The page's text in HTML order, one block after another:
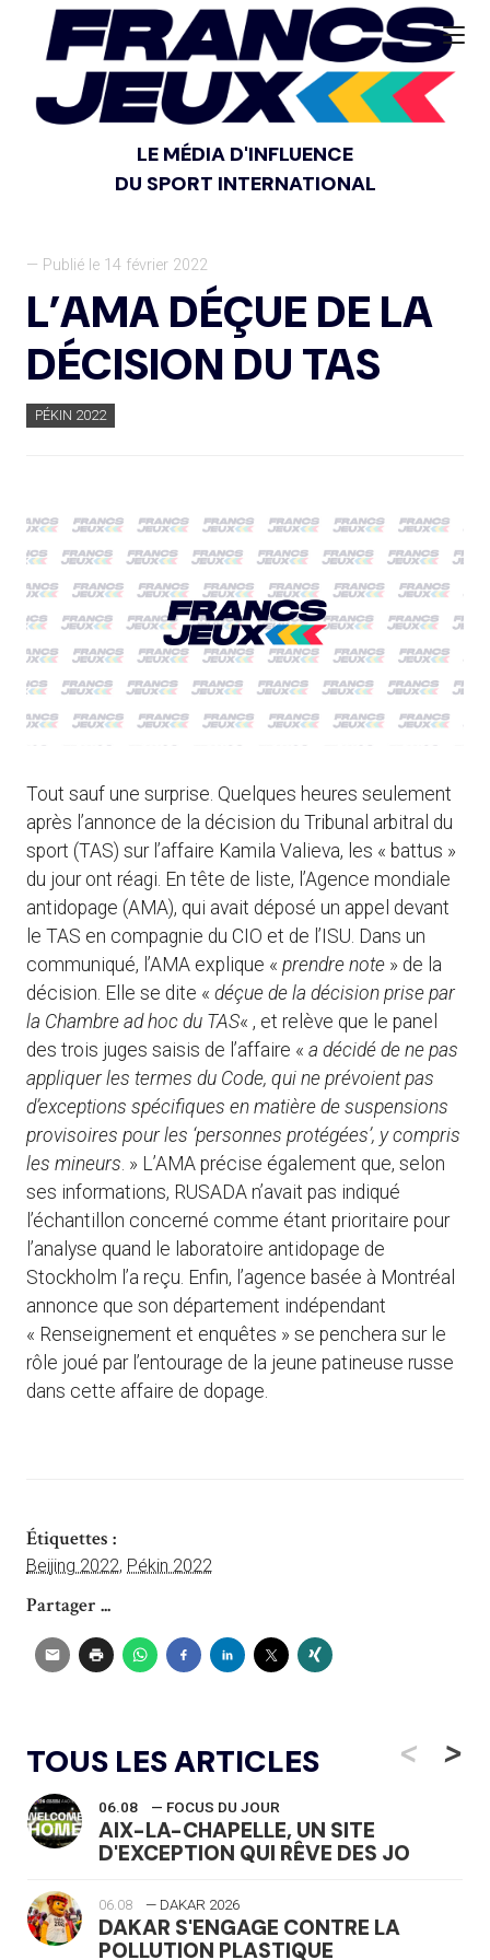
LE MÉDIA D'INFLUENCE
DU SPORT INTERNATIONAL
— Publié le 14 février 2022
L’AMA DÉÇUE DE LA
DÉCISION DU TAS
PÉKIN 2022
Tout sauf une surprise. Quelques heures seulement
après l’annonce de la décision du Tribunal arbitral du
sport (TAS) sur l’affaire Kamila Valieva, les « battus »
du jour ont réagi. En tête de liste, l’Agence mondiale
antidopage (AMA), qui avait déposé un appel devant
le TAS en compagnie du CIO et de l’ISU. Dans un
communiqué, l’AMA explique « prendre note » de la
décision. Elle se dite « déçue de la décision prise par
la Chambre ad hoc du TAS« , et relève que le panel
des trois juges saisis de l’affaire « a décidé de ne pas
appliquer les termes du Code, qui ne prévoient pas
d’exceptions spécifiques en matière de suspensions
provisoires pour les ‘personnes protégées’, y compris
les mineurs. » L’AMA précise également que, selon
ses informations, RUSADA n’avait pas indiqué
l’échantillon concerné comme étant prioritaire pour
l’analyse quand le laboratoire antidopage de
Stockholm l’a reçu. Enfin, l’agence basée à Montréal
annonce que son département indépendant
« Renseignement et enquêtes » se penchera sur le
rôle joué par l’entourage de la jeune patineuse russe
dans cette affaire de dopage.
Étiquettes :
Beijing 2022, Pékin 2022
Partager ...
TOUS LES ARTICLES <
06.08 — FOCUS DU JOUR
AIX-LA-CHAPELLE, UN SITE
D'EXCEPTION QUI RÊVE DES JO
06.08 — DAKAR 2026
DAKAR S'ENGAGE CONTRE LA
POLLUTION PLASTIQUE
>